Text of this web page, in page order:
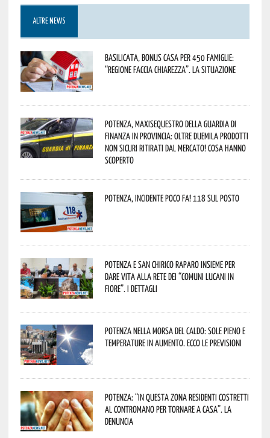
ALTRE NEWS
Basilicata, Bonus casa per 450 famiglie:
“Regione faccia chiarezza”. La situazione
Potenza, maxisequestro della Guardia di
Finanza in provincia: oltre duemila prodotti
non sicuri ritirati dal mercato! Cosa hanno
scoperto
Potenza, incidente poco fa! 118 sul posto
Potenza e San Chirico Raparo insieme per
dare vita alla rete dei “Comuni Lucani in
Fiore”. I dettagli
Potenza nella morsa del caldo: sole pieno e
temperature in aumento. Ecco le previsioni
Potenza: “In questa zona residenti costretti
al contromano per tornare a casa”. La
denuncia